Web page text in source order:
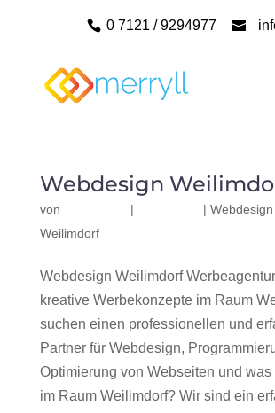
0 7121 / 9294977
Webdesign
von | |
Weilimdorf
Webdesign Weilimdorf
kreative Werbekonzepte im Raum
suchen einen professionellen und
Partner für Webdesign,
Optimierung von Webseiten und
im Raum Weilimdorf? Wir sind ein